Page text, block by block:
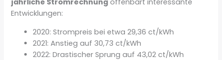
jährliche Stromrechnung offenbart interessante
Entwicklungen:
2020: Strompreis bei etwa 29,36 ct/kWh
2021: Anstieg auf 30,73 ct/kWh
2022: Drastischer Sprung auf 43,02 ct/kWh